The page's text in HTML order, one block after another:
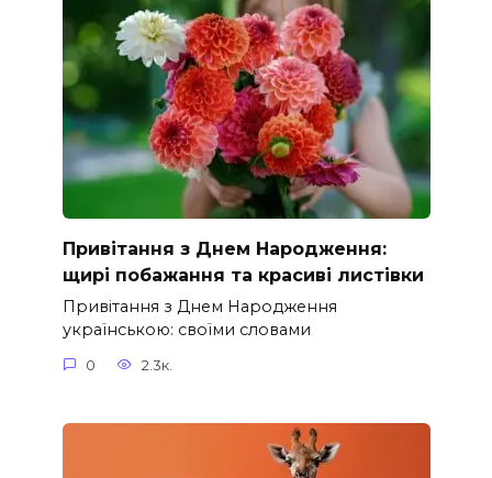
Привітання з Днем Народження:
щирі побажання та красиві листівки
Привітання з Днем Народження
українською: своїми словами
0 2.3к.